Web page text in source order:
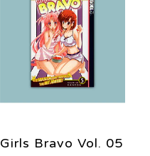
Girls Bravo Vol. 05